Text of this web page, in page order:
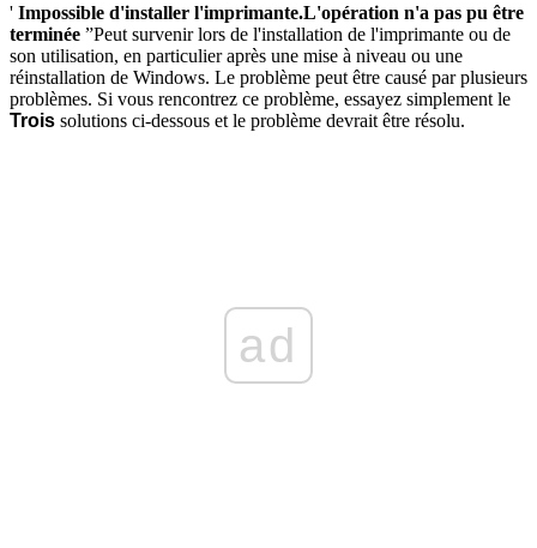
' Impossible d'installer l'imprimante.L'opération n'a pas pu être
terminée ”Peut survenir lors de l'installation de l'imprimante ou de
son utilisation, en particulier après une mise à niveau ou une
réinstallation de Windows. Le problème peut être causé par plusieurs
problèmes. Si vous rencontrez ce problème, essayez simplement le
Trois solutions ci-dessous et le problème devrait être résolu.
ad